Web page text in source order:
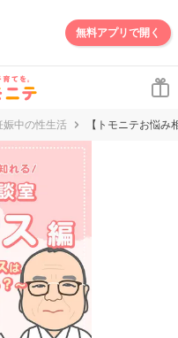
無料アプリで開く
娠中の性生活 【トモニテお悩